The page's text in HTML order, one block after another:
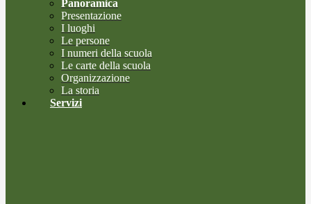
Panoramica
Presentazione
I luoghi
Le persone
I numeri della scuola
Le carte della scuola
Organizzazione
La storia
Servizi